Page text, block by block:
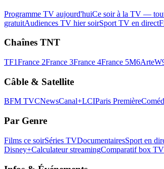
Programme TV aujourd'huiCe soir à la TV —
gratuitAudiences TV hier soirSport TV en direct
Chaînes TNT
TF1France 2France 3France 4France 5M6Arte
Câble & Satellite
BFM TVCNewsCanal+LCIParis Première
Par Genre
Films ce soirSéries TVDocumentairesSport en
Disney+Calculateur streamingComparatif box TV